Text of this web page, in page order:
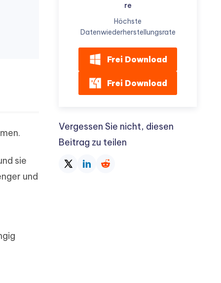
sie
und
re
Höchste
Datenwiederherstellungsrate
Frei Download
Frei Download
Vergessen Sie nicht, diesen
Beitrag zu teilen